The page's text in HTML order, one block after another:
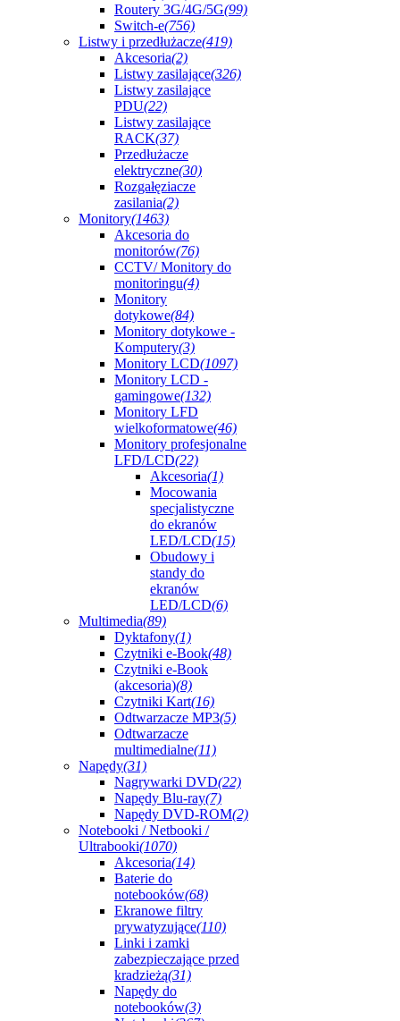
Routery 3G/4G/5G(99)
Switch-e(756)
Listwy i przedłużacze(419)
Akcesoria(2)
Listwy zasilające(326)
Listwy zasilające
PDU(22)
Listwy zasilające
RACK(37)
Przedłużacze
elektryczne(30)
Rozgałęziacze
zasilania(2)
Monitory(1463)
Akcesoria do
monitorów(76)
CCTV/ Monitory do
monitoringu(4)
Monitory
dotykowe(84)
Monitory dotykowe -
Komputery(3)
Monitory LCD(1097)
Monitory LCD -
gamingowe(132)
Monitory LFD
wielkoformatowe(46)
Monitory profesjonalne
LFD/LCD(22)
Akcesoria(1)
Mocowania
specjalistyczne
do ekranów
LED/LCD(15)
Obudowy i
standy do
ekranów
LED/LCD(6)
Multimedia(89)
Dyktafony(1)
Czytniki e-Book(48)
Czytniki e-Book
(akcesoria)(8)
Czytniki Kart(16)
Odtwarzacze MP3(5)
Odtwarzacze
multimedialne(11)
Napędy(31)
Nagrywarki DVD(22)
Napędy Blu-ray(7)
Napędy DVD-ROM(2)
Notebooki / Netbooki /
Ultrabooki(1070)
Akcesoria(14)
Baterie do
notebooków(68)
Ekranowe filtry
prywatyzujące(110)
Linki i zamki
zabezpieczające przed
kradzieżą(31)
Napędy do
notebooków(3)